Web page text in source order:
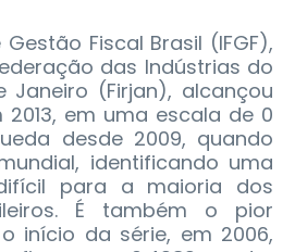
Fiscal Brasil (IFGF),
das Indústrias do
Janeiro (Firjan), alcançou
em uma escala de 0
desde 2009, quando
identificando uma
para a maioria dos
É também o pior
início da série, em 2006,